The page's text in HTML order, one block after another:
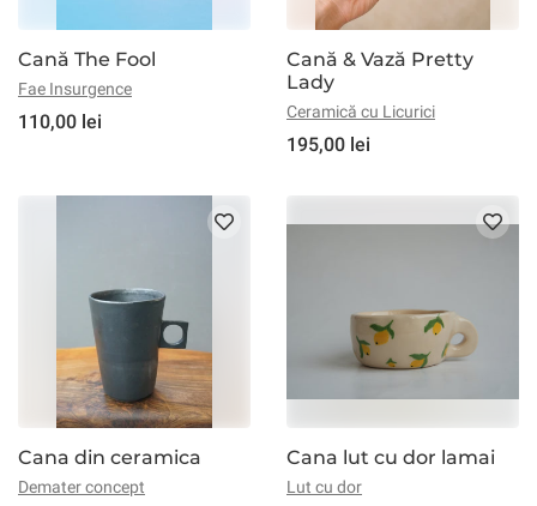
Cană The Fool
Fae Insurgence
110,00 lei
Cană & Vază Pretty
Lady
Ceramică cu Licurici
195,00 lei
Cana din ceramica
Demater concept
Cana lut cu dor lamai
Lut cu dor